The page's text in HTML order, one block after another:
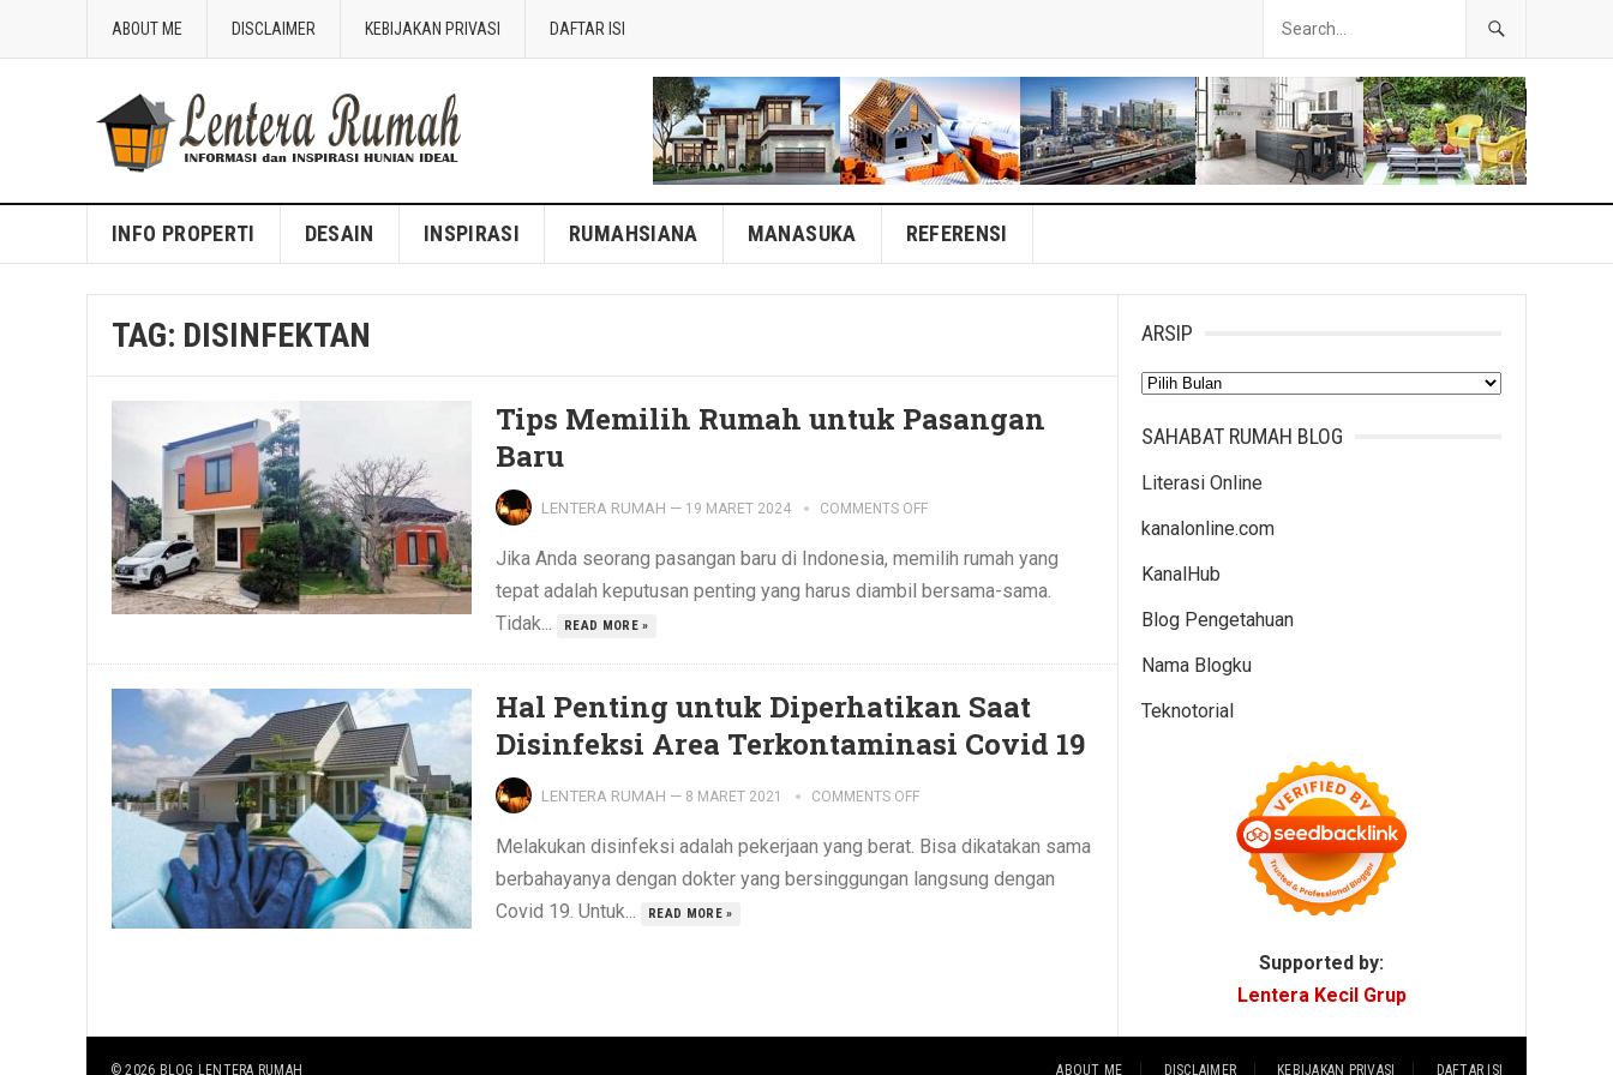
ABOUT ME DISCLAIMER KEBIJAKAN PRIVASI DAFTAR ISI
Blog Lentera Rumah
INFO PROPERTI DESAIN INSPIRASI RUMAHSIANA MANASUKA REFERENSI
TAG: DISINFEKTAN
Tips Memilih Rumah untuk Pasangan
Baru
LENTERA RUMAH — 19 MARET 2024 COMMENTS OFF
Jika Anda seorang pasangan baru di Indonesia, memilih rumah yang
tepat adalah keputusan penting yang harus diambil bersama-sama.
Tidak...
READ MORE »
Hal Penting untuk Diperhatikan Saat
Disinfeksi Area Terkontaminasi Covid 19
LENTERA RUMAH — 8 MARET 2021 COMMENTS OFF
Melakukan disinfeksi adalah pekerjaan yang berat. Bisa dikatakan sama
berbahayanya dengan dokter yang bersinggungan langsung dengan
Covid 19. Untuk...
READ MORE »
ARSIP
Arsip
SAHABAT RUMAH BLOG
Literasi Online
kanalonline.com
KanalHub
Blog Pengetahuan
Nama Blogku
Teknotorial
Supported by:
Lentera Kecil Grup
© 2026 BLOG LENTERA RUMAH ABOUT ME DISCLAIMER KEBIJAKAN PRIVASI DAFTAR ISI